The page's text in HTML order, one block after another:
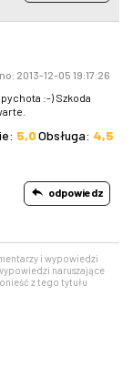
2013-12-05 19:17:26
:-) Szkoda
5,0Obsługa: 4,5
odpowiedz
i wypowiedzi
naruszające
z tego tytułu